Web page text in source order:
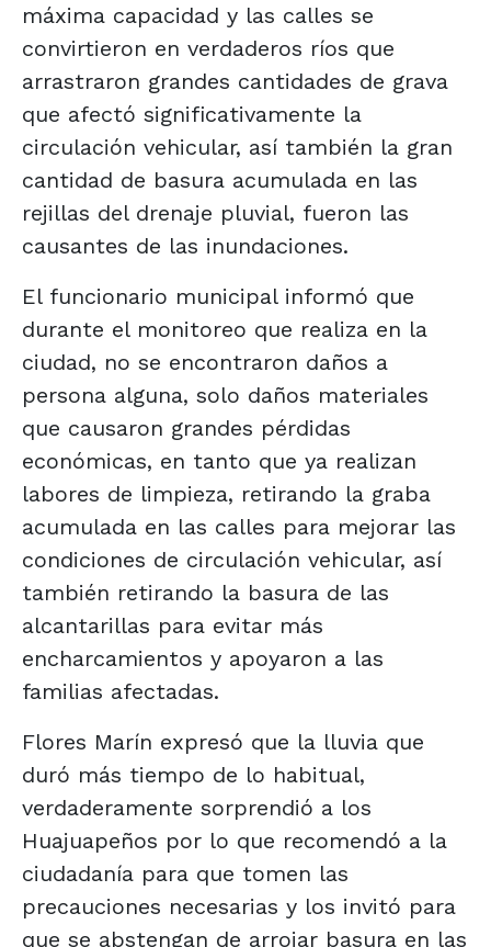
máxima capacidad y las calles se
convirtieron en verdaderos ríos que
arrastraron grandes cantidades de grava
que afectó significativamente la
circulación vehicular, así también la gran
cantidad de basura acumulada en las
rejillas del drenaje pluvial, fueron las
causantes de las inundaciones.
El funcionario municipal informó que
durante el monitoreo que realiza en la
ciudad, no se encontraron daños a
persona alguna, solo daños materiales
que causaron grandes pérdidas
económicas, en tanto que ya realizan
labores de limpieza, retirando la graba
acumulada en las calles para mejorar las
condiciones de circulación vehicular, así
también retirando la basura de las
alcantarillas para evitar más
encharcamientos y apoyaron a las
familias afectadas.
Flores Marín expresó que la lluvia que
duró más tiempo de lo habitual,
verdaderamente sorprendió a los
Huajuapeños por lo que recomendó a la
ciudadanía para que tomen las
precauciones necesarias y los invitó para
que se abstengan de arrojar basura en las